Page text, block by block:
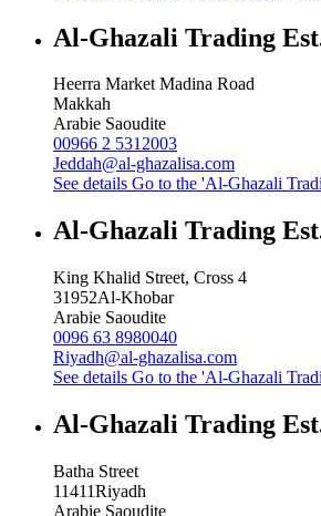
Al-Ghazali Trading
Heerra Market Madina Road
Makkah
Arabie Saoudite
00966 2 5312003
Jeddah@al-ghazalisa.com
See details Go to the 'Al-Ghazali
Al-Ghazali Trading
King Khalid Street, Cross 4
31952Al-Khobar
Arabie Saoudite
0096 63 8980040
Riyadh@al-ghazalisa.com
See details Go to the 'Al-Ghazali
Al-Ghazali Trading
Batha Street
11411Riyadh
Arabie Saoudite